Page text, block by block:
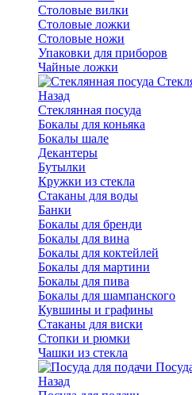
Столовые вилки
Столовые ложки
Столовые ножи
Упаковки для приборов
Чайные ложки
Назад
Стеклянная посуда
Бокалы для коньяка
Бокалы шале
Декантеры
Бутылки
Кружки из стекла
Стаканы для воды
Банки
Бокалы для бренди
Бокалы для вина
Бокалы для коктейлей
Бокалы для мартини
Бокалы для пива
Бокалы для шампанского
Кувшины и графины
Стаканы для виски
Стопки и рюмки
Чашки из стекла
Назад